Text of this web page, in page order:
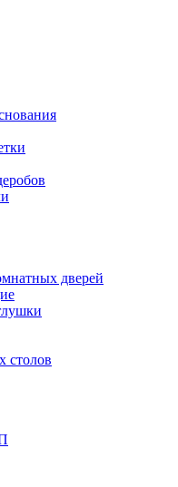
дверей
столов